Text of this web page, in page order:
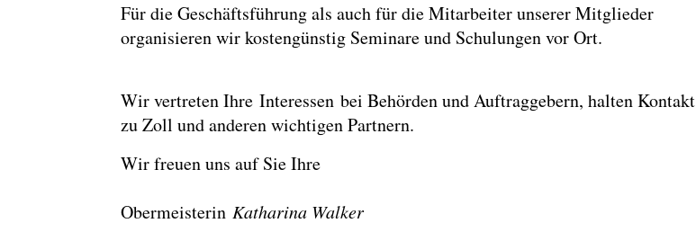
Für die Geschäftsführung als auch für die Mitarbeiter unserer Mitglieder
organisieren wir kostengünstig Seminare und Schulungen vor Ort.
Wir vertreten Ihre Interessen bei Behörden und Auftraggebern, halten Kontakt
zu Zoll und anderen wichtigen Partnern.
Wir freuen uns auf Sie Ihre
ObermeisterinKatharina Walker